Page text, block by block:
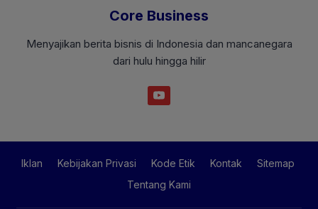
Core Business
Menyajikan berita bisnis di Indonesia dan mancanegara
dari hulu hingga hilir
Iklan Kebijakan Privasi Kode Etik Kontak
Sitemap
Tentang Kami